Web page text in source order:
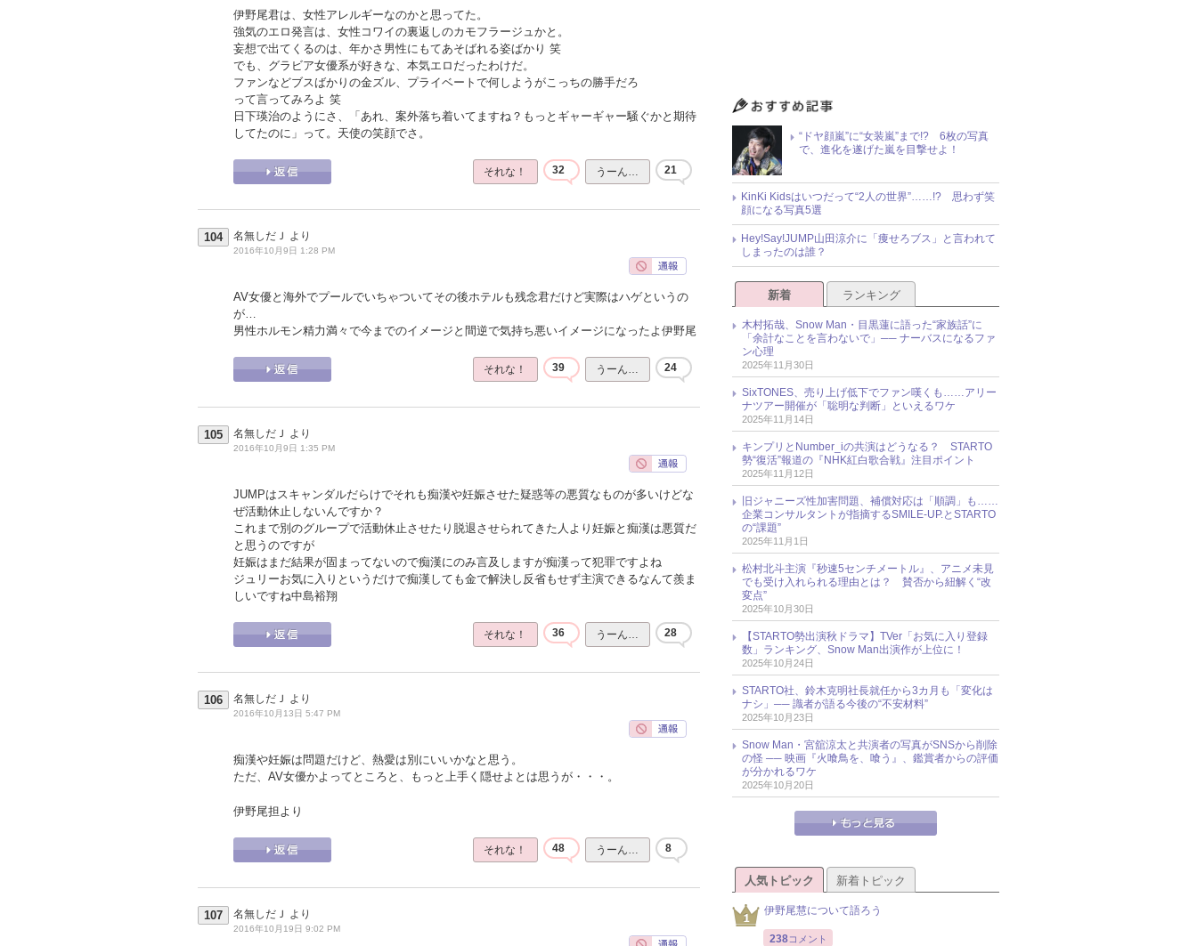
伊野尾君は、女性アレルギーなのかと思ってた。
強気のエロ発言は、女性コワイの裏返しのカモフラージュかと。
妄想で出てくるのは、年かさ男性にもてあそばれる姿ばかり 笑
でも、グラビア女優系が好きな、本気エロだったわけだ。
ファンなどブスばかりの金ズル、プライベートで何しようがこっちの勝手だろ
って言ってみろよ 笑
日下瑛治のようにさ、「あれ、案外落ち着いてますね？もっとギャーギャー騒ぐかと期待
してたのに」って。天使の笑顔でさ。
それな！ 32 うーん… 21
104 名無しだＪ より
2016年10月9日 1:28 PM
AV女優と海外でプールでいちゃついてその後ホテルも残念君だけど実際はハゲというの
が…
男性ホルモン精力満々で今までのイメージと間逆で気持ち悪いイメージになったよ伊野尾
それな！ 39 うーん… 24
105 名無しだＪ より
2016年10月9日 1:35 PM
JUMPはスキャンダルだらけでそれも痴漢や妊娠させた疑惑等の悪質なものが多いけどな
ぜ活動休止しないんですか？
これまで別のグループで活動休止させたり脱退させられてきた人より妊娠と痴漢は悪質だ
と思うのですが
妊娠はまだ結果が固まってないので痴漢にのみ言及しますが痴漢って犯罪ですよね
ジュリーお気に入りというだけで痴漢しても金で解決し反省もせず主演できるなんて羨ま
しいですね中島裕翔
それな！ 36 うーん… 28
106 名無しだＪ より
2016年10月13日 5:47 PM
痴漢や妊娠は問題だけど、熱愛は別にいいかなと思う。
ただ、AV女優かよってところと、もっと上手く隠せよとは思うが・・・。
伊野尾担より
それな！ 48 うーん… 8
107 名無しだＪ より
2016年10月19日 9:02 PM
“ドヤ顔嵐”に“女装嵐”まで!? 6枚の写真
で、進化を遂げた嵐を目撃せよ！
KinKi Kidsはいつだって“2人の世界”……!? 思わず笑
顔になる写真5選
Hey!Say!JUMP山田涼介に「痩せろブス」と言われて
しまったのは誰？
新着 ランキング
木村拓哉、Snow Man・目黒蓮に語った“家族話”に
「余計なことを言わないで」── ナーバスになるファ
ン心理
2025年11月30日
SixTONES、売り上げ低下でファン嘆くも……アリー
ナツアー開催が「聡明な判断」といえるワケ
2025年11月14日
キンプリとNumber_iの共演はどうなる？ STARTO
勢“復活”報道の『NHK紅白歌合戦』注目ポイント
2025年11月12日
旧ジャニーズ性加害問題、補償対応は「順調」も……
企業コンサルタントが指摘するSMILE-UP.とSTARTO
の“課題”
2025年11月1日
松村北斗主演『秒速5センチメートル』、アニメ未見
でも受け入れられる理由とは？ 賛否から紐解く“改
変点”
2025年10月30日
【STARTO勢出演秋ドラマ】TVer「お気に入り登録
数」ランキング、Snow Man出演作が上位に！
2025年10月24日
STARTO社、鈴木克明社長就任から3カ月も「変化は
ナシ」── 識者が語る今後の“不安材料”
2025年10月23日
Snow Man・宮舘涼太と共演者の写真がSNSから削除
の怪 ── 映画『火喰鳥を、喰う』、鑑賞者からの評価
が分かれるワケ
2025年10月20日
人気トピック 新着トピック
伊野尾慧について語ろう
238コメント